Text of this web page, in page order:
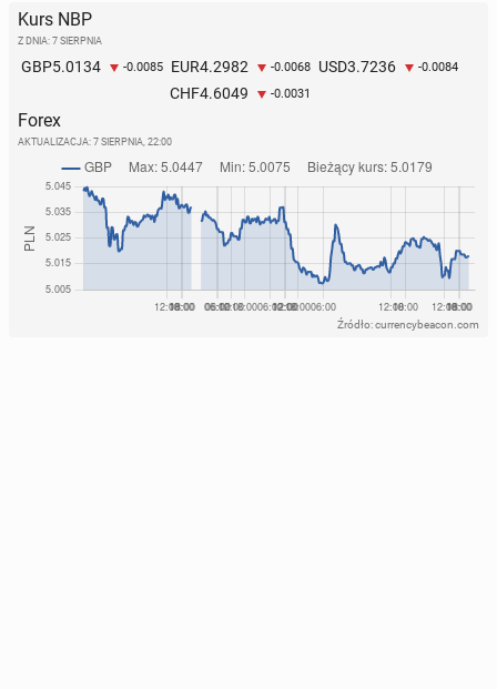
Kurs NBP
Z DNIA: 7 SIERPNIA
GBP5.0134 -0.0085 EUR4.2982 -0.0068 USD3.7236 -0.0084
CHF4.6049 -0.0031
Forex
AKTUALIZACJA: 7 SIERPNIA, 22:00
Źródło: currencybeacon.com